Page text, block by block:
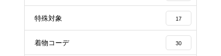
特殊対象 17
着物コーデ 30